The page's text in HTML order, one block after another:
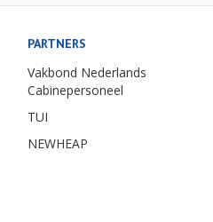
PARTNERS
Vakbond Nederlands
Cabinepersoneel
TUI
NEWHEAP